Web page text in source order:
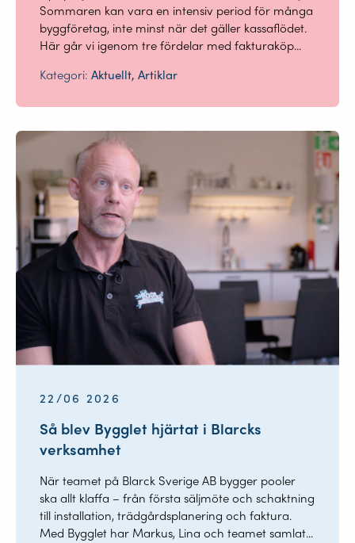
Sommaren kan vara en intensiv period för många
byggföretag, inte minst när det gäller kassaflödet.
Här går vi igenom tre fördelar med fakturaköp...
Kategori:Aktuellt, Artiklar
22/06 2026
Så blev Bygglet hjärtat i Blarcks
verksamhet
När teamet på Blarck Sverige AB bygger pooler
ska allt klaffa – från första säljmöte och schaktning
till installation, trädgårdsplanering och faktura.
Med Bygglet har Markus, Lina och teamet samlat...